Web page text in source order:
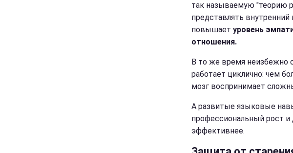
так называемую "теорию
представлять
повышает уровень
отношения.
В то же время неизбежно
работает циклично: чем
мозг воспринимает
А развитые языковые
профессиональный рост
эффективнее.